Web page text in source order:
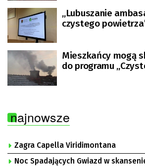
„Lubuszanie
czystego
Mieszkańcy mogą
do programu
najnowsze
Zagra Capella Viridimontana
Noc Spadających Gwiazd w